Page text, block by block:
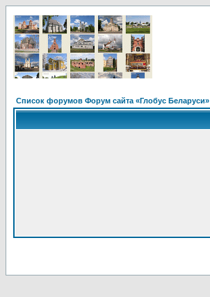
Список форумов Форум сайта «Глобус Беларуси»